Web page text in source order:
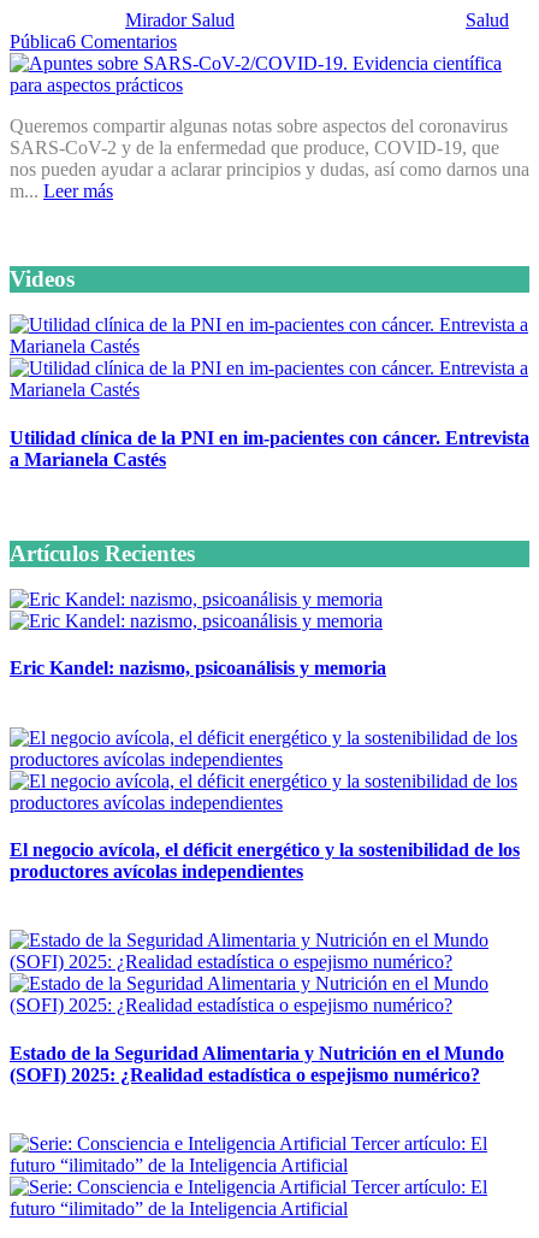
Mirador Salud
Salud
Pública6 Comentarios
Queremos compartir algunas notas sobre aspectos del coronavirus
SARS-CoV-2 y de la enfermedad que produce, COVID-19, que
nos pueden ayudar a aclarar principios y dudas, así como darnos una
m... Leer más
Videos
Utilidad clínica de la PNI en im-pacientes con cáncer. Entrevista
a Marianela Castés
Artículos Recientes
Eric Kandel: nazismo, psicoanálisis y memoria
El negocio avícola, el déficit energético y la sostenibilidad de los
productores avícolas independientes
Estado de la Seguridad Alimentaria y Nutrición en el Mundo
(SOFI) 2025: ¿Realidad estadística o espejismo numérico?